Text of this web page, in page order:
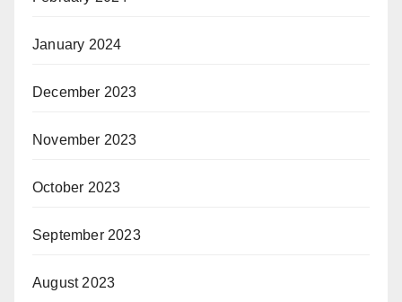
January 2024
December 2023
November 2023
October 2023
September 2023
August 2023